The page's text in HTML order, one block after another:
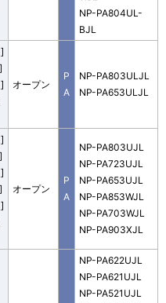
NP-PA804UL-
BJL
オープン
P
A
NP-PA803ULJL
NP-PA653ULJL
オープン
P
A
NP-PA803UJL
NP-PA723UJL
NP-PA653UJL
NP-PA853WJL
NP-PA703WJL
NP-PA903XJL
NP-PA622UJL
NP-PA621UJL
NP-PA521UJL